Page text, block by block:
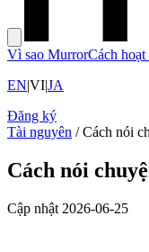
Vì sao MurrorCách hoạt
EN|VI|JA
Đăng ký
Tài nguyên / Cách nói
Cách nói
Cập nhật 2026-06-25